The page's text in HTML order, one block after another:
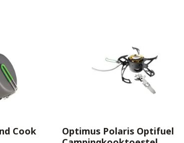
Cook
Optimus Polaris Optifuel